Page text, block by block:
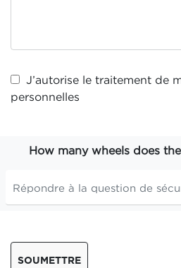
J’autorise le traitement de
personnelles
How many wheels does
SOUMETTRE